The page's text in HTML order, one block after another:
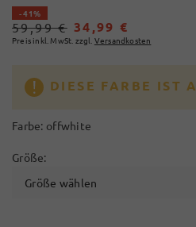
- 41%
59,99 € 34,99 €
Preis inkl. MwSt. zzgl. Versandkosten
DIESE FARBE IST
Farbe: offwhite
Größe:
Größe wählen